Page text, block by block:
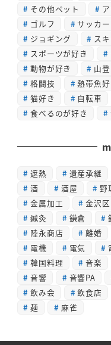
その他ペット
ゴルフ
サッカー
ジョギング
ス
スポーツが好き
動物が好き
山登
格闘技
熱帯魚好
猫好き
自転車
食べるのが好き
遮熱 遺産承継
酒
酒屋 野
金属加工
金沢区
鍼灸
鎌倉
陸永商店
離婚
電機
電気
韓国料理
音楽
音響
音響PA
飲み会
飲食店
麺
麻雀